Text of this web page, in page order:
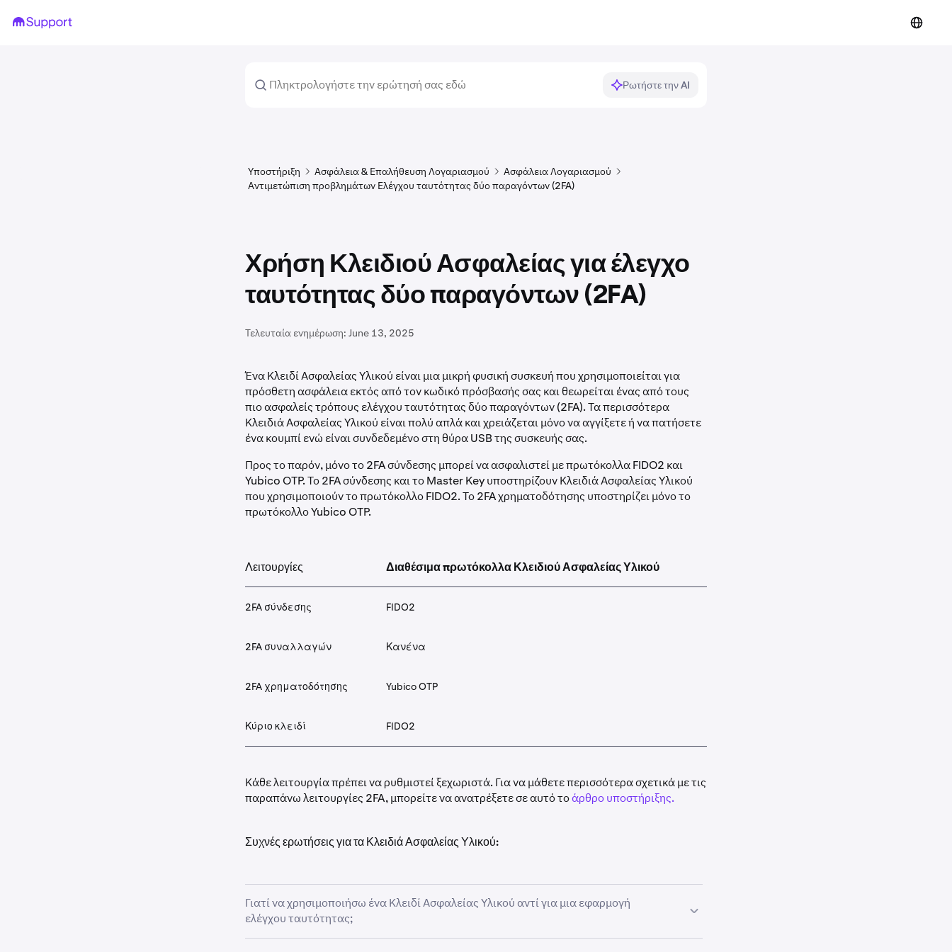
Ρωτήστε την AI
Υποστήριξη Ασφάλεια & Επαλήθευση Λογαριασμού
Ασφάλεια Λογαριασμού
Αντιμετώπιση προβλημάτων Ελέγχου ταυτότητας δύο παραγόντων (2FA)
Χρήση Κλειδιού Ασφαλείας για έλεγχο
ταυτότητας δύο παραγόντων (2FA)
Τελευταία ενημέρωση: June 13, 2025
Ένα Κλειδί Ασφαλείας Υλικού είναι μια μικρή φυσική συσκευή που χρησιμοποιείται για
πρόσθετη ασφάλεια εκτός από τον κωδικό πρόσβασής σας και θεωρείται ένας από τους
πιο ασφαλείς τρόπους ελέγχου ταυτότητας δύο παραγόντων (2FA). Τα περισσότερα
Κλειδιά Ασφαλείας Υλικού είναι πολύ απλά και χρειάζεται μόνο να αγγίξετε ή να πατήσετε
ένα κουμπί ενώ είναι συνδεδεμένο στη θύρα USB της συσκευής σας.
Προς το παρόν, μόνο το 2FA σύνδεσης μπορεί να ασφαλιστεί με πρωτόκολλα FIDO2 και
Yubico OTP. Το 2FA σύνδεσης και το Master Key υποστηρίζουν Κλειδιά Ασφαλείας Υλικού
που χρησιμοποιούν το πρωτόκολλο FIDO2. Το 2FA χρηματοδότησης υποστηρίζει μόνο το
πρωτόκολλο Yubico OTP.
Λειτουργίες Διαθέσιμα πρωτόκολλα Κλειδιού Ασφαλείας Υλικού
2FA σύνδεσης FIDO2
2FA συναλλαγών Κανένα
2FA χρηματοδότησης Yubico OTP
Κύριο κλειδί FIDO2
Κάθε λειτουργία πρέπει να ρυθμιστεί ξεχωριστά. Για να μάθετε περισσότερα σχετικά με τις
παραπάνω λειτουργίες 2FA, μπορείτε να ανατρέξετε σε αυτό τοάρθρο υποστήριξης.
Συχνές ερωτήσεις για τα Κλειδιά Ασφαλείας Υλικού:
Γιατί να χρησιμοποιήσω ένα Κλειδί Ασφαλείας Υλικού αντί για μια εφαρμογή
ελέγχου ταυτότητας;